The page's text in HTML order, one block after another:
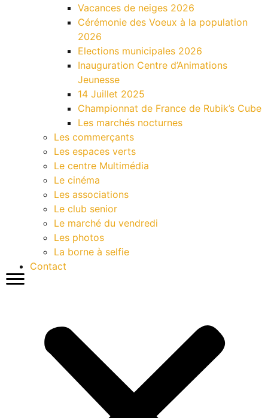
Vacances de neiges 2026
Cérémonie des Voeux à la population
2026
Elections municipales 2026
Inauguration Centre d’Animations
Jeunesse
14 Juillet 2025
Championnat de France de Rubik’s Cube
Les marchés nocturnes
Les commerçants
Les espaces verts
Le centre Multimédia
Le cinéma
Les associations
Le club senior
Le marché du vendredi
Les photos
La borne à selfie
Contact